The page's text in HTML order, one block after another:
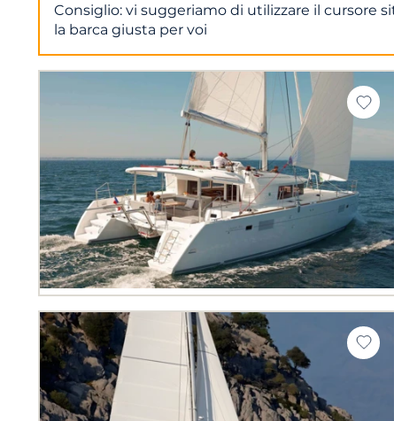
Consiglio: vi suggeriamo di utilizzare il cursore
la barca giusta per voi